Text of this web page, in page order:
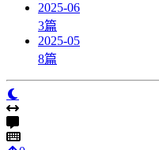
2025-06
3篇
2025-05
8篇